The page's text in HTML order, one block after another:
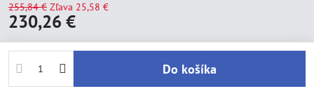
255,84 € Zľava 25,58 €
230,26 €
Do košíka